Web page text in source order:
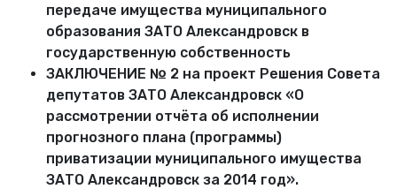
передаче имущества муниципального
образования ЗАТО Александровск в
государственную собственность
ЗАКЛЮЧЕНИЕ № 2 на проект Решения Совета
депутатов ЗАТО Александровск «О
рассмотрении отчёта об исполнении
прогнозного плана (программы)
приватизации муниципального имущества
ЗАТО Александровск за 2014 год».